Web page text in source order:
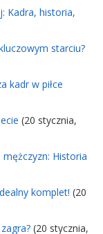
Kadra, historia,
starciu?
kadr w piłce
(20 stycznia,
Historia
komplet! (20
(20 stycznia,